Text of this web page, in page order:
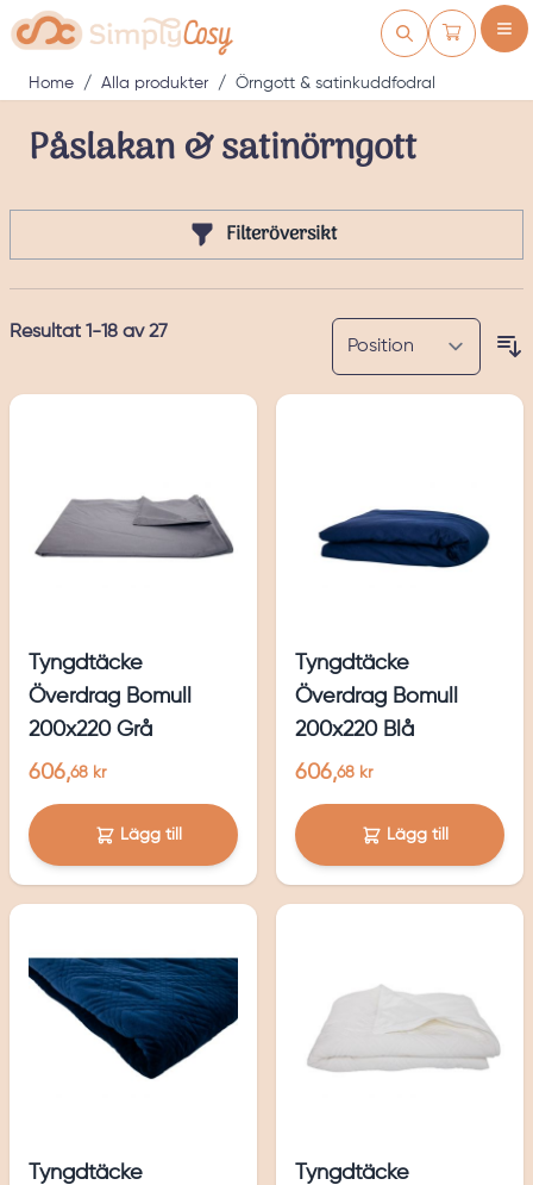
Skip to Content
Kundvagn
Home / Alla produkter / Örngott & satinkuddfodral
Påslakan & satinörngott
Filteröversikt
Resultat 1-18 av27
Tyngdtäcke
Överdrag Bomull
200x220 Grå
606,68 kr
Lägg till
Tyngdtäcke
Överdrag Bomull
200x220 Blå
606,68 kr
Lägg till
Tyngdtäcke
Tyngdtäcke